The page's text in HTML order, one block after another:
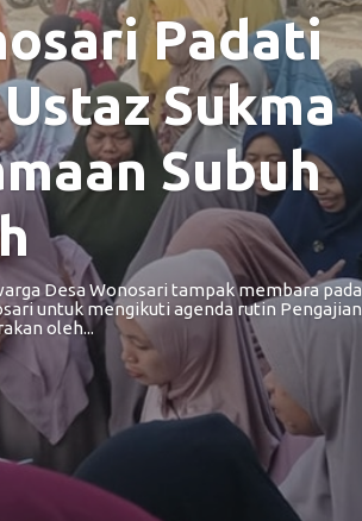
Padati
Sukma
Subuh
Desa Wonosari tampak membara pada
untuk mengikuti agenda rutin Pengajian
oleh...